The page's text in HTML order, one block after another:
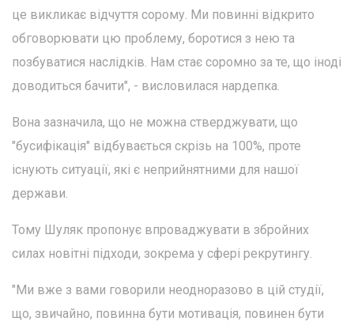
це викликає відчуття сорому. Ми повинні відкрито
обговорювати цю проблему, боротися з нею та
позбуватися наслідків. Нам стає соромно за те, що іноді
доводиться бачити", - висловилася нардепка.
Вона зазначила, що не можна стверджувати, що
"бусифікація" відбувається скрізь на 100%, проте
існують ситуації, які є неприйнятними для нашої
держави.
Тому Шуляк пропонує впроваджувати в збройних
силах новітні підходи, зокрема у сфері рекрутингу.
"Ми вже з вами говорили неодноразово в цій студії,
що, звичайно, повинна бути мотивація, повинен бути